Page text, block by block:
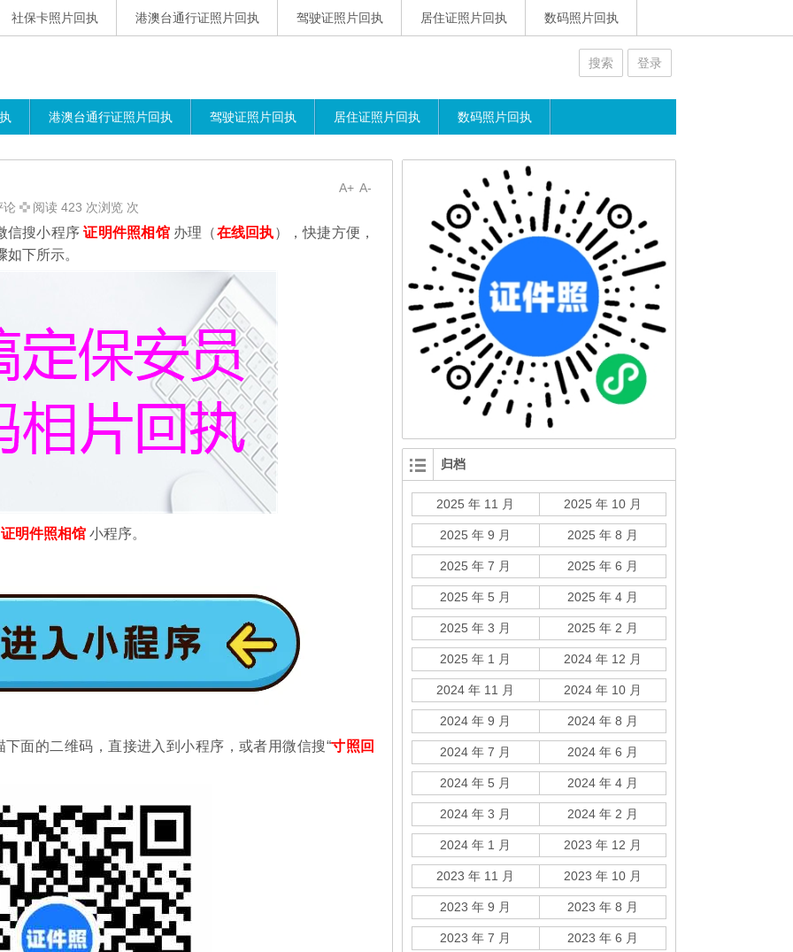
社保卡照片回执 港澳台通行证照片回执 驾驶证照片回执 居住证照片回执 数码照片回执
搜索 登录
港澳台通行证照片回执 驾驶证照片回执 居住证照片回执 数码照片回执
A-
A+
论
阅读 423 次浏览 次
信搜小程序证明件照相馆办理（在线回执），快捷方便，
下所示。
证明件照相馆 小程序。
下面的二维码，直接进入到小程序，或者用微信搜“寸照回
归档
2025 年 11 月 2025 年 10 月
2025 年 9 月 2025 年 8 月
2025 年 7 月 2025 年 6 月
2025 年 5 月 2025 年 4 月
2025 年 3 月 2025 年 2 月
2025 年 1 月 2024 年 12 月
2024 年 11 月 2024 年 10 月
2024 年 9 月 2024 年 8 月
2024 年 7 月 2024 年 6 月
2024 年 5 月 2024 年 4 月
2024 年 3 月 2024 年 2 月
2024 年 1 月 2023 年 12 月
2023 年 11 月 2023 年 10 月
2023 年 9 月 2023 年 8 月
2023 年 7 月 2023 年 6 月